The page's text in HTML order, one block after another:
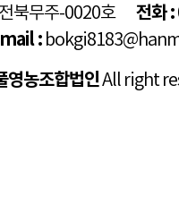
북무주-0020호 전화 :
:
영농조합법인All right